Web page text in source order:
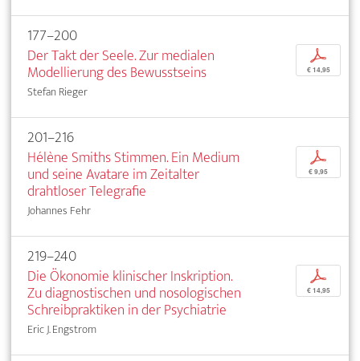
177–200
Der Takt der Seele. Zur medialen
Modellierung des Bewusstseins
Stefan Rieger
p
€ 14,95
201–216
Hélène Smiths Stimmen. Ein Medium
und seine Avatare im Zeitalter
drahtloser Telegrafie
Johannes Fehr
p
€ 9,95
219–240
Die Ökonomie klinischer Inskription.
Zu diagnostischen und nosologischen
Schreibpraktiken in der Psychiatrie
Eric J. Engstrom
p
€ 14,95